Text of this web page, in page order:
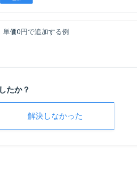
価0円で追加する例
たか？
解決しなかった